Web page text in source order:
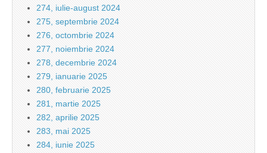
274, iulie-august 2024
275, septembrie 2024
276, octombrie 2024
277, noiembrie 2024
278, decembrie 2024
279, ianuarie 2025
280, februarie 2025
281, martie 2025
282, aprilie 2025
283, mai 2025
284, iunie 2025